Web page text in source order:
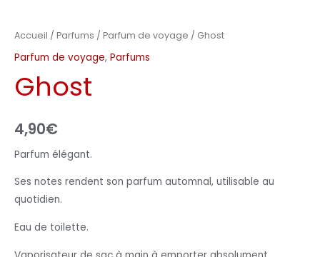
Accueil / Parfums / Parfum de voyage / Ghost
Parfum de voyage, Parfums
Ghost
4,90€
Parfum élégant.
Ses notes rendent son parfum automnal, utilisable au
quotidien.
Eau de toilette.